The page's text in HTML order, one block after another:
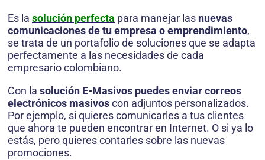
Es la solución perfecta para manejar las nuevas
comunicaciones de tu empresa o emprendimiento,
se trata de un portafolio de soluciones que se adapta
perfectamente a las necesidades de cada
empresario colombiano.
Con la solución E-Masivos puedes enviar correos
electrónicos masivoscon adjuntos personalizados.
Por ejemplo, si quieres comunicarles a tus clientes
que ahora te pueden encontrar en Internet. O si ya lo
estás, pero quieres contarles sobre las nuevas
promociones.